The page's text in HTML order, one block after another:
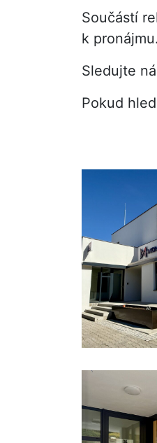
Součástí
k pronájmu.
Sledujte
Pokud